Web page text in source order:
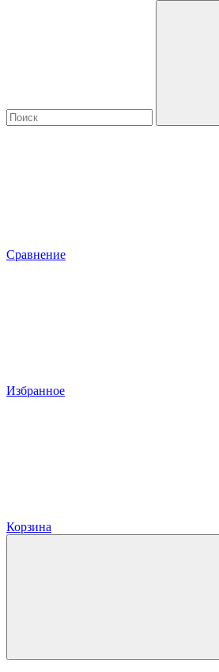
Сравнение
Избранное
Корзина